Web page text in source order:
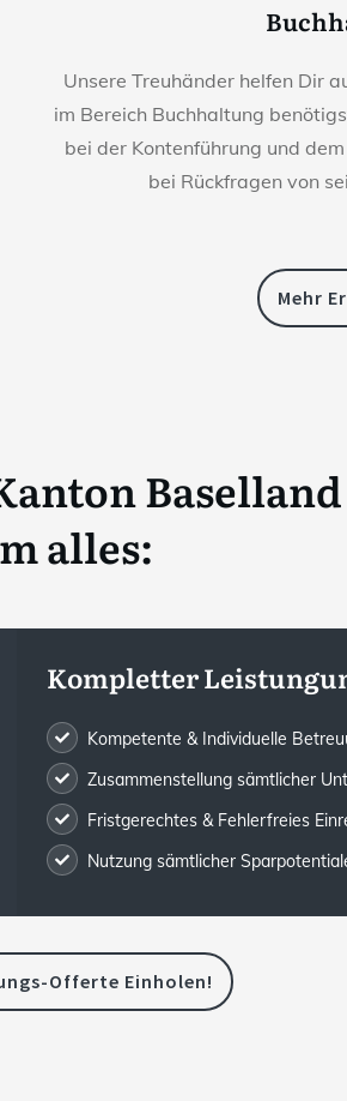
Unsere Treuhänder helfen Dir
im Bereich Buchhaltung
bei der Kontenführung und
bei Rückfragen von
Mehr
alles:
Kompletter
Kompetente & Individuelle
Zusammenstellung sämtlicher
Fristgerechtes & Fehlerfreies
Nutzung sämtlicher
Offerte Einholen!